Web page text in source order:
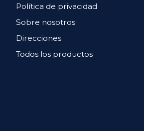
Política de privacidad
Sobre nosotros
Direcciones
Todos los productos